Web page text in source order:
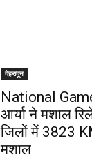
देहरादून
National
आर्या ने मशाल
जिलों में 3823
मशाल